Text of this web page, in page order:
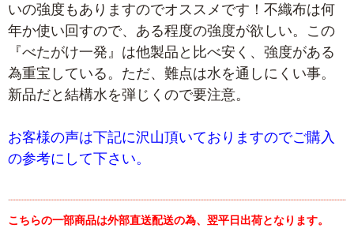
いの強度もありますのでオススメです！不織布は何
年か使い回すので、ある程度の強度が欲しい。この
『べたがけ一発』は他製品と比べ安く、強度がある
為重宝している。ただ、難点は水を通しにくい事。
新品だと結構水を弾じくので要注意。
お客様の声は下記に沢山頂いておりますのでご購入
の参考にして下さい。
こちらの一部商品は外部直送配送の為、翌平日出荷となります。